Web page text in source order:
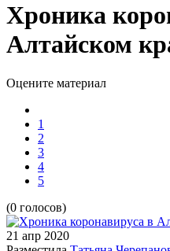
Хроника
Алтайском
Оцените материал
1
2
3
4
5
(0 голосов)
21 апр 2020